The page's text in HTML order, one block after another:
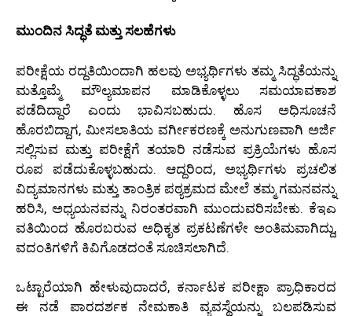
ಮುಂದಿನ ಸಿದ್ಧತೆ ಮತ್ತು ಸಲಹೆಗಳು
ಪರೀಕ್ಷೆಯ ರದ್ದತಿಯಿಂದಾಗಿ ಹಲವು ಅಭ್ಯರ್ಥಿಗಳು ತಮ್ಮ ಸಿದ್ಧತೆಯನ್ನು
ಮತ್ತೊಮ್ಮೆ ಮೌಲ್ಯಮಾಪನ ಮಾಡಿಕೊಳ್ಳಲು ಸಮಯಾವಕಾಶ
ಪಡೆದಿದ್ದಾರೆ ಎಂದು ಭಾವಿಸಬಹುದು. ಹೊಸ ಅಧಿಸೂಚನೆ
ಹೊರಬಿದ್ದಾಗ, ಮೀಸಲಾತಿಯ ವರ್ಗೀಕರಣಕ್ಕೆ ಅನುಗುಣವಾಗಿ ಅರ್ಜಿ
ಸಲ್ಲಿಸುವ ಮತ್ತು ಪರೀಕ್ಷೆಗೆ ತಯಾರಿ ನಡೆಸುವ ಪ್ರಕ್ರಿಯೆಗಳು ಹೊಸ
ರೂಪ ಪಡೆದುಕೊಳ್ಳಬಹುದು. ಆದ್ದರಿಂದ, ಅಭ್ಯರ್ಥಿಗಳು ಪ್ರಚಲಿತ
ವಿದ್ಯಮಾನಗಳು ಮತ್ತು ತಾಂತ್ರಿಕ ಪಠ್ಯಕ್ರಮದ ಮೇಲೆ ತಮ್ಮ ಗಮನವನ್ನು
ಹರಿಸಿ, ಅಧ್ಯಯನವನ್ನು ನಿರಂತರವಾಗಿ ಮುಂದುವರಿಸಬೇಕು. ಕೆಇಎ
ವತಿಯಿಂದ ಹೊರಬರುವ ಅಧಿಕೃತ ಪ್ರಕಟಣೆಗಳೇ ಅಂತಿಮವಾಗಿದ್ದು,
ವದಂತಿಗಳಿಗೆ ಕಿವಿಗೊಡದಂತೆ ಸೂಚಿಸಲಾಗಿದೆ.
ಒಟ್ಟಾರೆಯಾಗಿ ಹೇಳುವುದಾದರೆ, ಕರ್ನಾಟಕ ಪರೀಕ್ಷಾ ಪ್ರಾಧಿಕಾರದ
ಈ ನಡೆ ಪಾರದರ್ಶಕ ನೇಮಕಾತಿ ವ್ಯವಸ್ಥೆಯನ್ನು ಬಲಪಡಿಸುವ